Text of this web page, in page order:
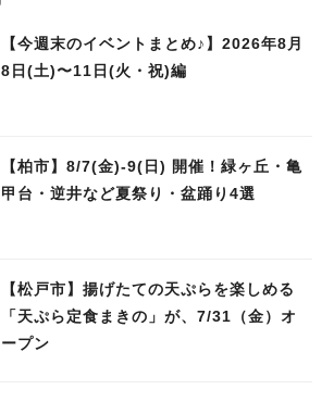
【今週末のイベントまとめ♪】2026年8月
8日(土)〜11日(火・祝)編
【柏市】8/7(金)‐9(日) 開催！緑ヶ丘・亀
甲台・逆井など夏祭り・盆踊り4選
【松戸市】揚げたての天ぷらを楽しめる
「天ぷら定食まきの」が、7/31（金）オ
ープン